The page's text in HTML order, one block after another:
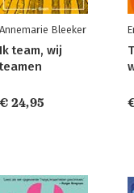
Annemarie Bleeker
Ik team, wij
teamen
€ 24,95